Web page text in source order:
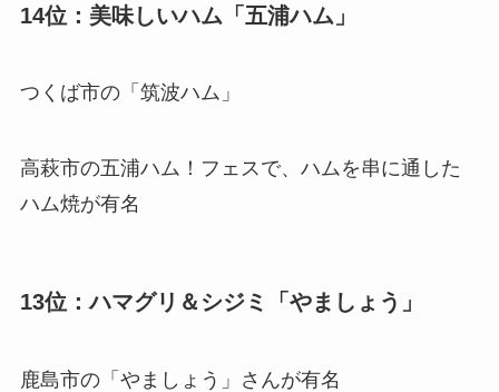
14位：美味しいハム「五浦ハム」
つくば市の「筑波ハム」
高萩市の五浦ハム！フェスで、ハムを串に通した
ハム焼が有名
13位：ハマグリ＆シジミ「やましょう」
鹿島市の「やましょう」さんが有名